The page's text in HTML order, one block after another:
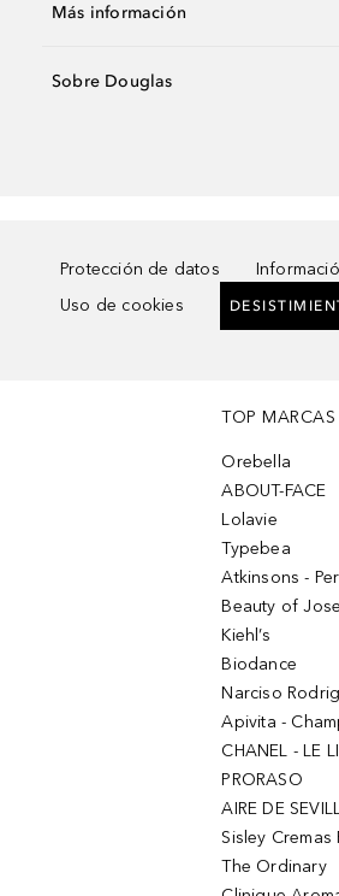
Más información
Sobre Douglas
Protección de datos
Uso de cookies
TOP MARCAS
Orebella
ABOUT-FACE
Lolavie
Typebea
Atkinsons -
Beauty of
Kiehl’s
Biodance
Narciso
Apivita -
CHANEL - LE
PRORASO
AIRE DE
Sisley Cremas
The Ordinary